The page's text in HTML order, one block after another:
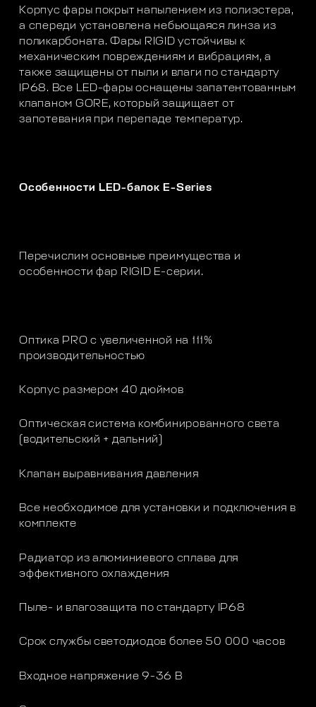
Корпус фары покрыт напылением из полиэстера,
а спереди установлена небьющаяся линза из
поликарбоната. Фары RIGID устойчивы к
механическим повреждениям и вибрациям, а
также защищены от пыли и влаги по стандарту
IP68. Все LED-фары оснащены запатентованным
клапаном GORE, который защищает от
запотевания при перепаде температур.
Особенности LED-балок E-Series
Перечислим основные преимущества и
особенности фар RIGID E-серии.
Оптика PRO с увеличенной на 111%
производительностью
Корпус размером 40 дюймов
Оптическая система комбинированного света
(водительский + дальний)
Клапан выравнивания давления
Все необходимое для установки и подключения в
комплекте
Радиатор из алюминиевого сплава для
эффективного охлаждения
Пыле- и влагозащита по стандарту IP68
Срок службы светодиодов более 50 000 часов
Входное напряжение 9-36 В